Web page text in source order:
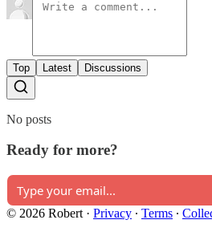
Top Latest Discussions
No posts
Ready for more?
© 2026 Robert · Privacy ∙ Terms ∙